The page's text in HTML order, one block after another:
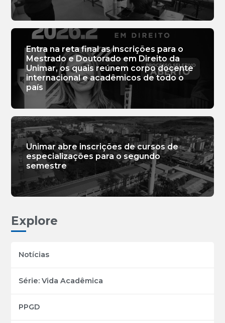
Entra na reta final as inscrições para o
Mestrado e Doutorado em Direito da
Unimar, os quais reúnem corpo docente
internacional e acadêmicos de todo o
país
Unimar abre inscrições de cursos de
especializações para o segundo
semestre
Explore
Notícias
Série: Vida Acadêmica
PPGD